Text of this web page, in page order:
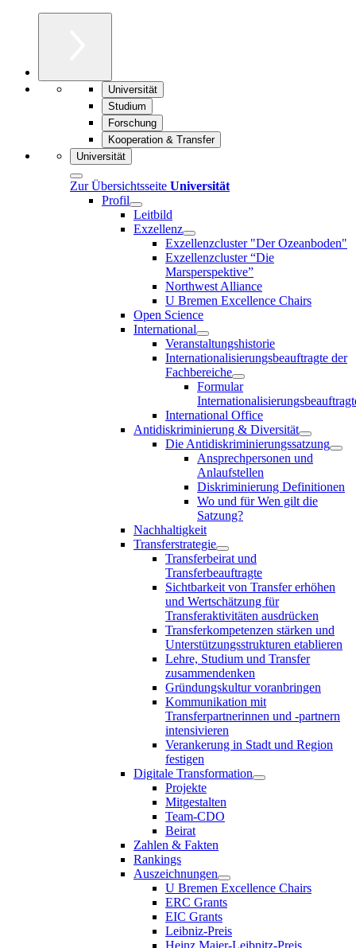
Universität
Studium
Forschung
Kooperation & Transfer
Universität
Zur Übersichtsseite Universität
Profil
Leitbild
Exzellenz
Exzellenzcluster "Der Ozeanboden"
Exzellenzcluster “Die
Marsperspektive”
Northwest Alliance
U Bremen Excellence Chairs
Open Science
International
Veranstaltungshistorie
Internationalisierungsbeauftragte der
Fachbereiche
Formular
International Office
Antidiskriminierung & Diversität
Die Antidiskriminierungssatzung
Ansprechpersonen und
Anlaufstellen
Diskriminierung Definitionen
Wo und für Wen gilt die
Satzung?
Nachhaltigkeit
Transferstrategie
Transferbeirat und
Transferbeauftragte
Sichtbarkeit von Transfer erhöhen
und Wertschätzung für
Transferaktivitäten ausdrücken
Transferkompetenzen stärken und
Unterstützungsstrukturen etablieren
Lehre, Studium und Transfer
zusammendenken
Gründungskultur voranbringen
Kommunikation mit
Transferpartnerinnen und -partnern
intensivieren
Verankerung in Stadt und Region
festigen
Digitale Transformation
Projekte
Mitgestalten
Team-CDO
Beirat
Zahlen & Fakten
Rankings
Auszeichnungen
U Bremen Excellence Chairs
ERC Grants
EIC Grants
Leibniz-Preis
Heinz Maier-Leibnitz-Preis